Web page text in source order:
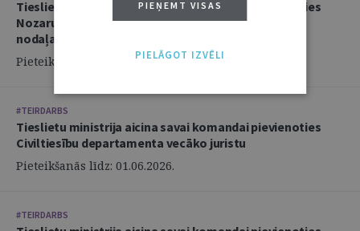
Tieslietu ministrija aicina savai komandai pievienoties
Nozaru politikas departamenta Politikas izstrādes
nodaļas juristu
Pieteikšanās līdz: 02.06.2026.
#TEIRDARBS
Tieslietu ministrija aicina savai komandai pievienoties
Civiltiesību departamenta vecāko juristu
Pieteikšanās līdz: 01.06.2026.
#TEIRDARBS
PIEŅEMT VISAS
PIELĀGOT IZVĒLI